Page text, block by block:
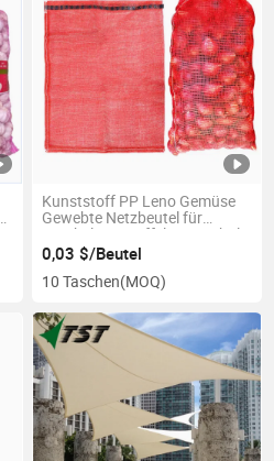
Kunststoff PP Leno Gemüse
Gewebte Netzbeutel für
Zwiebeln Kartoffeln Brennholz
Meeresfrüchte
0,03 $/Beutel
10 Taschen(MOQ)